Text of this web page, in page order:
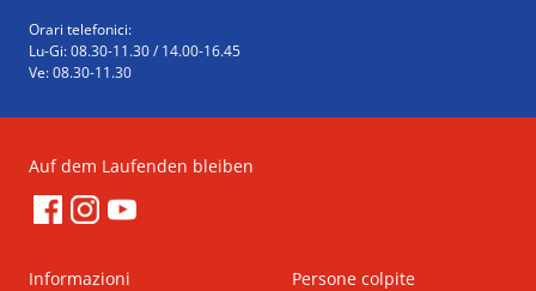
Orari telefonici:
Lu-Gi: 08.30-11.30 / 14.00-16.45
Ve: 08.30-11.30
Auf dem Laufenden bleiben
Informazioni Persone colpite